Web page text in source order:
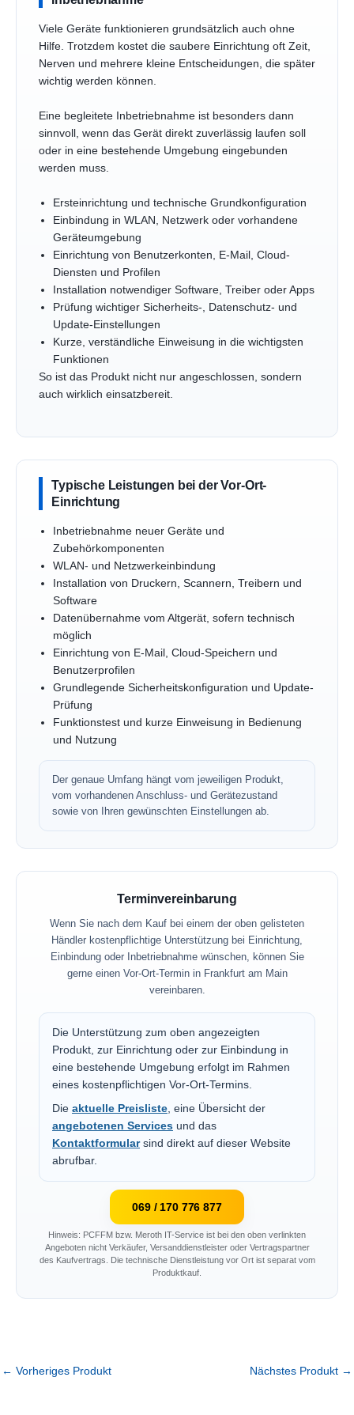
Viele Geräte funktionieren grundsätzlich auch ohne
Hilfe. Trotzdem kostet die saubere Einrichtung oft Zeit,
Nerven und mehrere kleine Entscheidungen, die später
wichtig werden können.
Eine begleitete Inbetriebnahme ist besonders dann
sinnvoll, wenn das Gerät direkt zuverlässig laufen soll
oder in eine bestehende Umgebung eingebunden
werden muss.
Ersteinrichtung und technische Grundkonfiguration
Einbindung in WLAN, Netzwerk oder vorhandene
Geräteumgebung
Einrichtung von Benutzerkonten, E-Mail, Cloud-
Diensten und Profilen
Installation notwendiger Software, Treiber oder Apps
Prüfung wichtiger Sicherheits-, Datenschutz- und
Update-Einstellungen
Kurze, verständliche Einweisung in die wichtigsten
Funktionen
So ist das Produkt nicht nur angeschlossen, sondern
auch wirklich einsatzbereit.
Typische Leistungen bei der Vor-Ort-
Einrichtung
Inbetriebnahme neuer Geräte und
Zubehörkomponenten
WLAN- und Netzwerkeinbindung
Installation von Druckern, Scannern, Treibern und
Software
Datenübernahme vom Altgerät, sofern technisch
möglich
Einrichtung von E-Mail, Cloud-Speichern und
Benutzerprofilen
Grundlegende Sicherheitskonfiguration und Update-
Prüfung
Funktionstest und kurze Einweisung in Bedienung
und Nutzung
Der genaue Umfang hängt vom jeweiligen Produkt,
vom vorhandenen Anschluss- und Gerätezustand
sowie von Ihren gewünschten Einstellungen ab.
Terminvereinbarung
Wenn Sie nach dem Kauf bei einem der oben gelisteten
Händler kostenpflichtige Unterstützung bei Einrichtung,
Einbindung oder Inbetriebnahme wünschen, können Sie
gerne einen Vor-Ort-Termin in Frankfurt am Main
vereinbaren.
Die Unterstützung zum oben angezeigten
Produkt, zur Einrichtung oder zur Einbindung in
eine bestehende Umgebung erfolgt im Rahmen
eines kostenpflichtigen Vor-Ort-Termins.
Die aktuelle Preisliste, eine Übersicht der
angebotenen Services und das
Kontaktformularsind direkt auf dieser Website
abrufbar.
069 / 170 776 877
Hinweis: PCFFM bzw. Meroth IT-Service ist bei den oben verlinkten
Angeboten nicht Verkäufer, Versanddienstleister oder Vertragspartner
des Kaufvertrags. Die technische Dienstleistung vor Ort ist separat vom
Produktkauf.
← Vorheriges Produkt Nächstes Produkt →